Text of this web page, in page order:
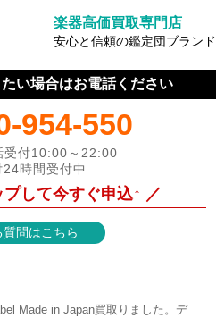
楽器高価買取専門店
安心と信頼の鑑定団ブランド
い場合はお電話ください
954-550
受付10:00～22:00
時間受付中
して今すぐ申込↑ ／
質問はこちら
Made in Japan買取りました。デ